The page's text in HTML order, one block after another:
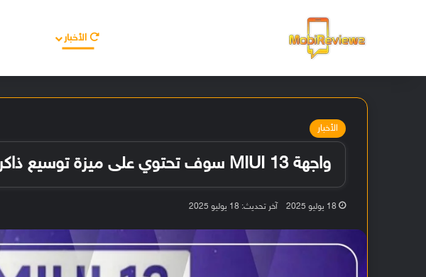
الأخبار
الأخبار
واجهة MIUI 13 سوف تحتوي على ميزة توسيع ذاكرة الوصول العشوائي
18 يوليو 2025 آخر تحديث: 18 يوليو 2025